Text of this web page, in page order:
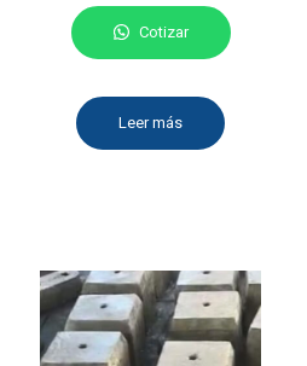
Cotizar
Leer más